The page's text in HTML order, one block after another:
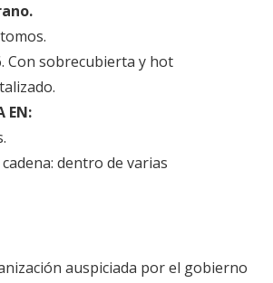
Con sobrecubierta y hot
EN:
dentro de varias
auspiciada por el gobierno